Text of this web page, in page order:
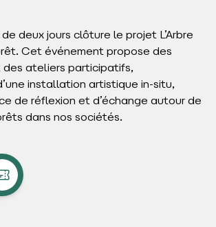
deux jours clôture le projet L’Arbre
Cet événement propose des
des ateliers participatifs,
installation artistique in-situ,
de réflexion et d’échange autour de
dans nos sociétés.